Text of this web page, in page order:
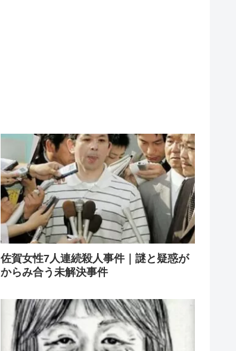
佐賀女性7人連続殺人事件｜謎と疑惑が
からみ合う未解決事件